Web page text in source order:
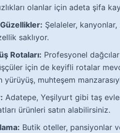
olanlar için adeta şifa
Şelaleler,
saklıyor.
Rotaları: Profesyonel
için de keyifli rotalar
yürüyüş, muhteşem
Adatepe, Yeşilyurt gibi taş
ürünleri satın alabilirsiniz.
Butik oteller, pansiyonlar